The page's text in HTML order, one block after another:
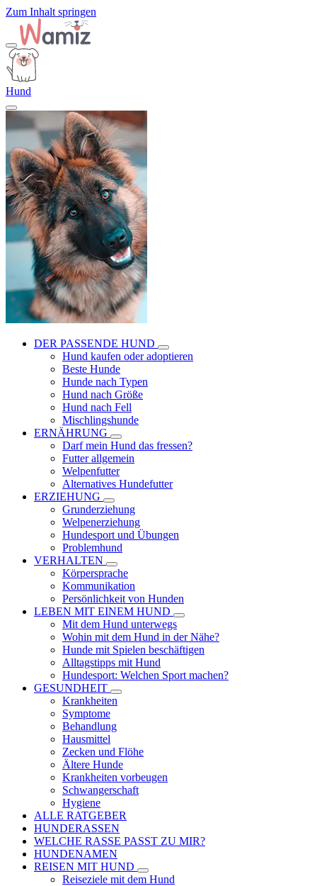
Zum Inhalt springen
Hund
DER PASSENDE HUND
Hund kaufen oder adoptieren
Beste Hunde
Hunde nach Typen
Hund nach Größe
Hund nach Fell
Mischlingshunde
ERNÄHRUNG
Darf mein Hund das fressen?
Futter allgemein
Welpenfutter
Alternatives Hundefutter
ERZIEHUNG
Grunderziehung
Welpenerziehung
Hundesport und Übungen
Problemhund
VERHALTEN
Körpersprache
Kommunikation
Persönlichkeit von Hunden
LEBEN MIT EINEM HUND
Mit dem Hund unterwegs
Wohin mit dem Hund in der Nähe?
Hunde mit Spielen beschäftigen
Alltagstipps mit Hund
Hundesport: Welchen Sport machen?
GESUNDHEIT
Krankheiten
Symptome
Behandlung
Hausmittel
Zecken und Flöhe
Ältere Hunde
Krankheiten vorbeugen
Schwangerschaft
Hygiene
ALLE RATGEBER
HUNDERASSEN
WELCHE RASSE PASST ZU MIR?
HUNDENAMEN
REISEN MIT HUND
Reiseziele mit dem Hund